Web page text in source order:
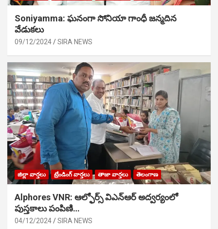
Soniyamma: ఘ‌నంగా సోనియా గాంధీ జ‌న్మ‌దిన
వేడుక‌లు
09/12/2024 SIRA NEWS
జిల్లా వార్తలు ట్రేండింగ్ వార్తలు తాజా వార్తలు తెలంగాణ
Alphores VNR: ఆల్ఫోర్స్ విఎన్ఆర్ అద్వర్యంలో
పుస్తకాలు పంపిణి…
04/12/2024 SIRA NEWS